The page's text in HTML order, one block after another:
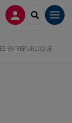
CONNEXION
EN REPUBLIQUE